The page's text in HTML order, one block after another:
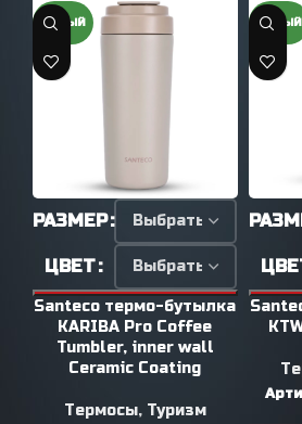
540 mm (700)
НОВЫЙ
РАЗМЕР
ЦВЕТ
Santeco термо-бутылка
KARIBA Pro Coffee
Tumbler, inner wall
Ceramic Coating
Термосы, Туризм
НОВЫЙ